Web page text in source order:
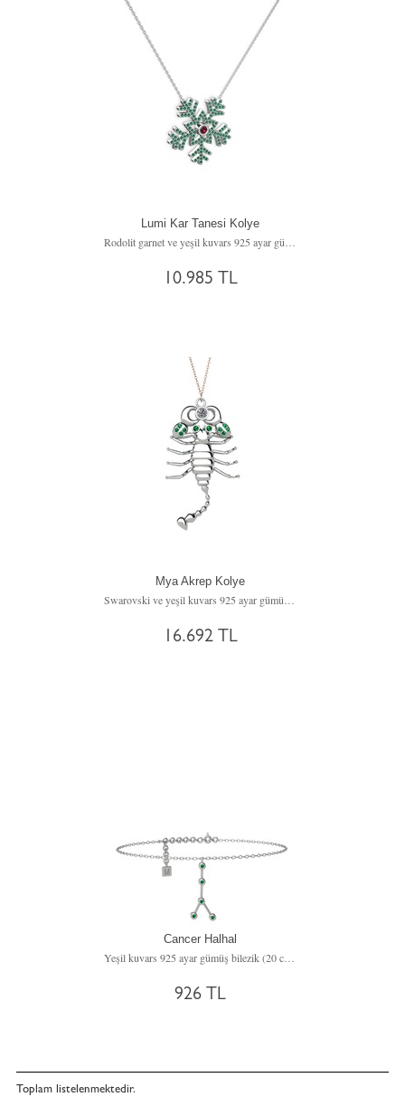
Lumi Kar Tanesi Kolye
10.985 TL
Mya Akrep Kolye
16.692 TL
Cancer Halhal
Yeşil kuvars 925 ayar gümüş bilezik (20 cm beyaz altın rolo zincir)
926 TL
Toplam listelenmektedir.